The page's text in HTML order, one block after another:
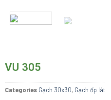
VU 305
Categories Gạch 30x30, Gạch ốp lát